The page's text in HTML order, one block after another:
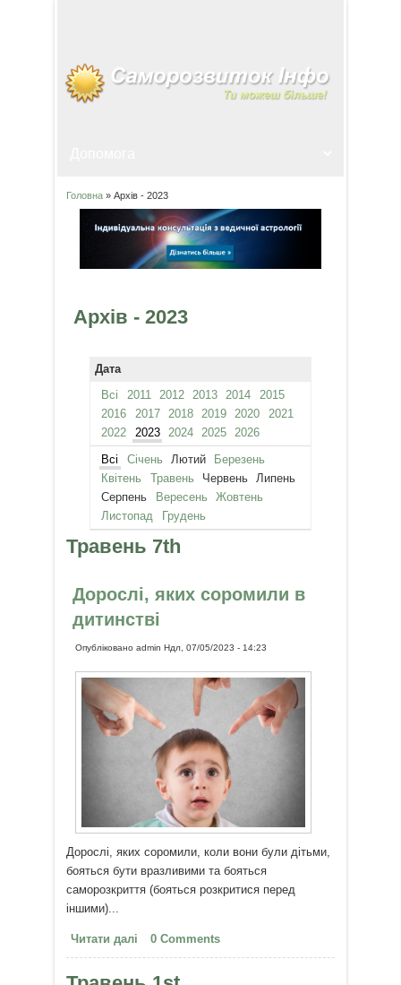
Ви є тут
Головна» Архів - 2023
Архів - 2023
Дата
Всі
2011 2012 2013 2014
2015
2016
2017 2018 2019 2020
2021
2022
2023 2024 2025
2026
Всі
Січень Лютий
Березень
Квітень
Травень Червень
Липень
Серпень
Вересень
Жовтень
Листопад
Грудень
Травень 7th
Дорослі, яких соромили в
дитинстві
Опублікованоadmin Ндл, 07/05/2023 - 14:23
Дорослі, яких соромили, коли вони були дітьми,
бояться бути вразливими та бояться
саморозкриття (бояться розкритися перед
іншими)...
Читати далі про Дорослі, яких соромили в
дитинстві
0 Comments